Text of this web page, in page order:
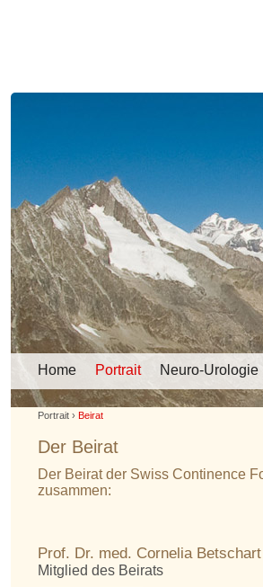
Home Portrait Neuro-Urologie
Portrait › Beirat
Der Beirat
Der Beirat der Swiss Continence
zusammen:
Prof. Dr. med. Cornelia
Mitglied des Beirats